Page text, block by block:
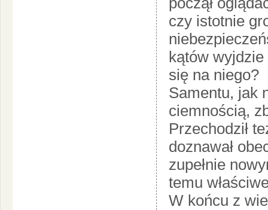
czy istotnie
kątów
się na niego?
Samentu, jak
ciemnością,
Przechodził
doznawał
zupełnie
temu
W końcu z